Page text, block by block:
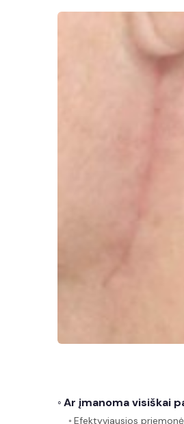
Ar įmanoma visiškai
Efektyviausios